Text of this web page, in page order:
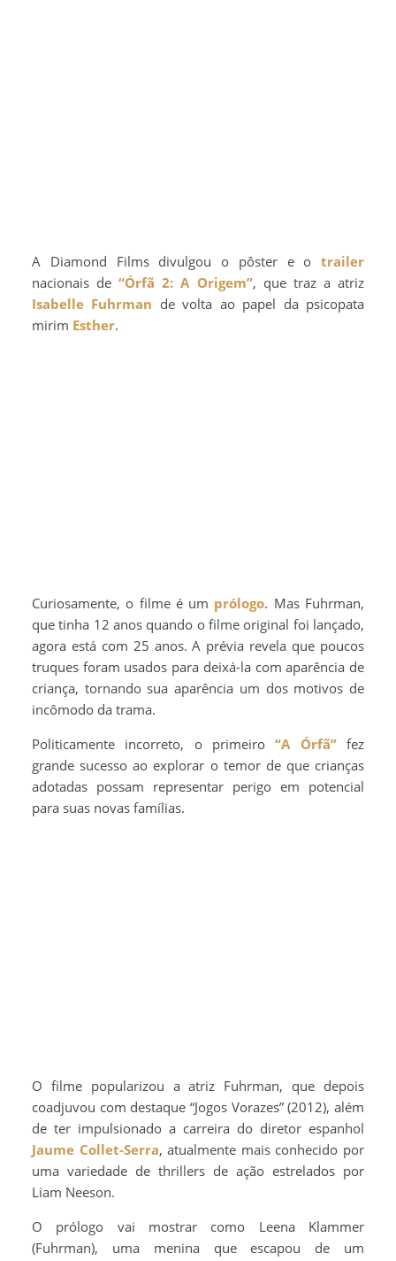
A Diamond Films divulgou o pôster e o trailer
nacionais de“Órfã 2: A Origem”, que traz a atriz
Isabelle Fuhrman de volta ao papel da psicopata
mirim Esther.
Curiosamente, o filme é um prólogo. Mas Fuhrman,
que tinha 12 anos quando o filme original foi lançado,
agora está com 25 anos. A prévia revela que poucos
truques foram usados para deixá-la com aparência de
criança, tornando sua aparência um dos motivos de
incômodo da trama.
Politicamente incorreto, o primeiro“A Órfã”fez
grande sucesso ao explorar o temor de que crianças
adotadas possam representar perigo em potencial
para suas novas famílias.
O filme popularizou a atriz Fuhrman, que depois
coadjuvou com destaque “Jogos Vorazes” (2012), além
de ter impulsionado a carreira do diretor espanhol
Jaume Collet-Serra, atualmente mais conhecido por
uma variedade de thrillers de ação estrelados por
Liam Neeson.
O prólogo vai mostrar como Leena Klammer
(Fuhrman), uma menina que escapou de um